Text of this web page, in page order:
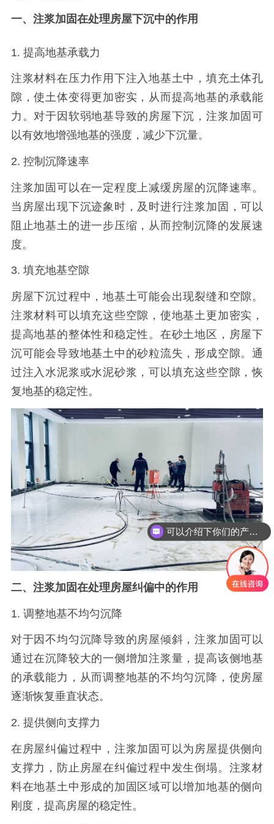
一、注浆加固在处理房屋下沉中的作用
1. 提高地基承载力
注浆材料在压力作用下注入地基土中，填充土体孔
隙，使土体变得更加密实，从而提高地基的承载能
力。对于因软弱地基导致的房屋下沉，注浆加固可
以有效地增强地基的强度，减少下沉量。
2. 控制沉降速率
注浆加固可以在一定程度上减缓房屋的沉降速率。
当房屋出现下沉迹象时，及时进行注浆加固，可以
阻止地基土的进一步压缩，从而控制沉降的发展速
度。
3. 填充地基空隙
房屋下沉过程中，地基土可能会出现裂缝和空隙。
注浆材料可以填充这些空隙，使地基土更加密实，
提高地基的整体性和稳定性。在砂土地区，房屋下
沉可能会导致地基土中的砂粒流失，形成空隙。通
过注入水泥浆或水泥砂浆，可以填充这些空隙，恢
复地基的稳定性。
二、注浆加固在处理房屋纠偏中的作用
1. 调整地基不均匀沉降
对于因不均匀沉降导致的房屋倾斜，注浆加固可以
通过在沉降较大的一侧增加注浆量，提高该侧地基
的承载能力，从而调整地基的不均匀沉降，使房屋
逐渐恢复垂直状态。
2. 提供侧向支撑力
在房屋纠偏过程中，注浆加固可以为房屋提供侧向
支撑力，防止房屋在纠偏过程中发生倒塌。注浆材
料在地基土中形成的加固区域可以增加地基的侧向
刚度，提高房屋的稳定性。
可以介绍下你们的产品么